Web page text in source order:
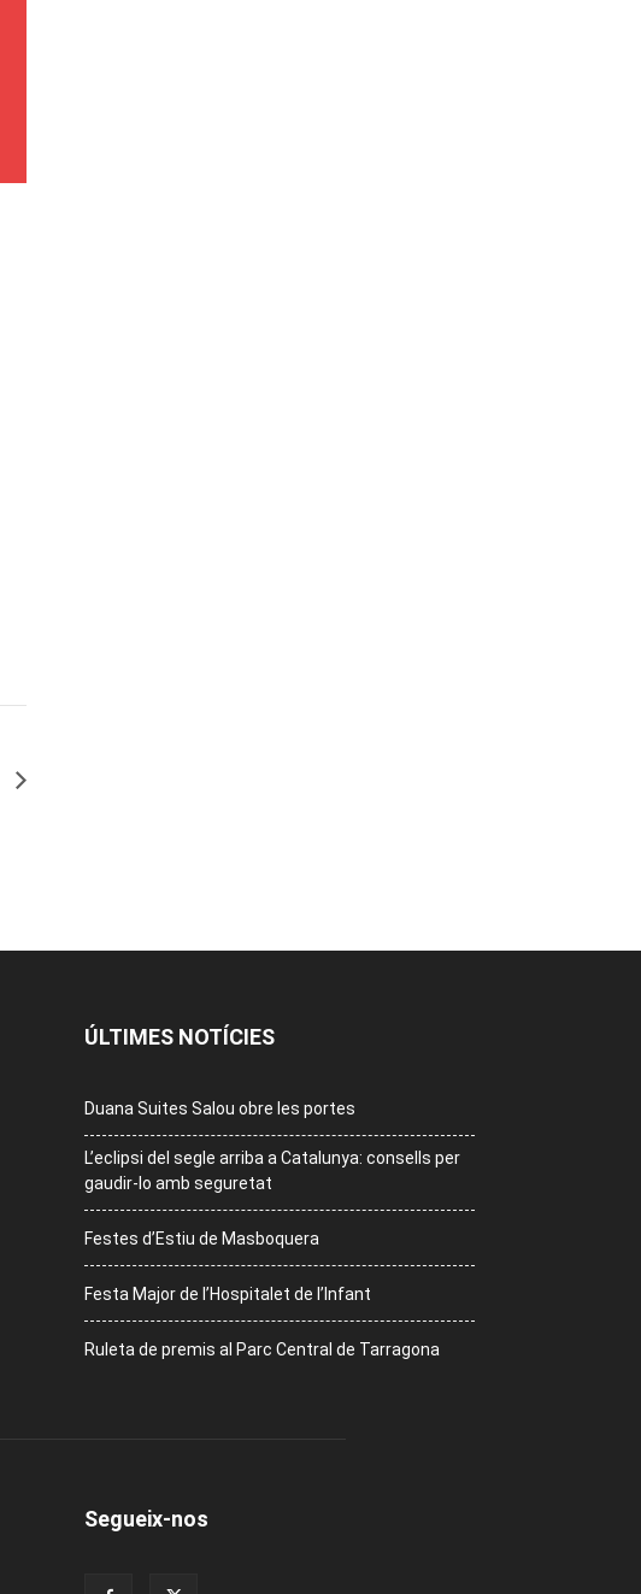
ÚLTIMES NOTÍCIES
Duana Suites Salou obre les portes
L’eclipsi del segle arriba a Catalunya: consells per
gaudir-lo amb seguretat
Festes d’Estiu de Masboquera
Festa Major de l’Hospitalet de l’Infant
Ruleta de premis al Parc Central de Tarragona
Segueix-nos